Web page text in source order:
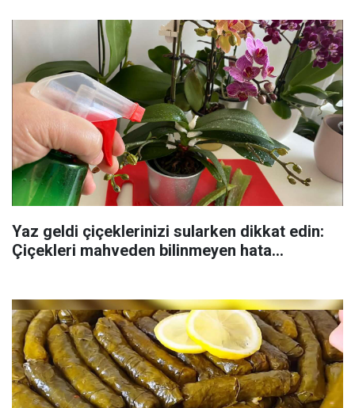
Yaz geldi çiçeklerinizi sularken dikkat edin:
Çiçekleri mahveden bilinmeyen hata...